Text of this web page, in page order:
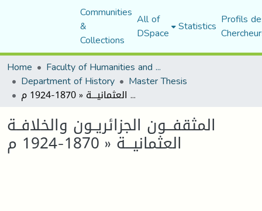
Communities
&
Collections
All of
DSpace Statistics Profils
Home
Faculty of Humanities and Social Sciences
Department of History Master Thesis
المثقفـــون الجزائريــون والخلافــة العثمانيـــة « 1870-1924 م
المثقفـــون الجزائريــون والخلافــة
العثمانيـــة « 1870-1924 م